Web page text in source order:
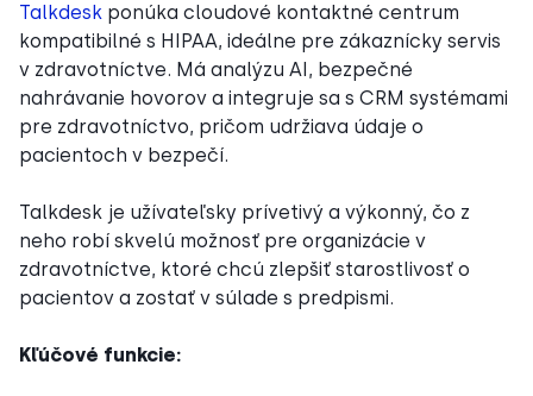
Talkdesk ponúka cloudové kontaktné centrum
kompatibilné s HIPAA, ideálne pre zákaznícky servis
v zdravotníctve. Má analýzu AI, bezpečné
nahrávanie hovorov a integruje sa s CRM systémami
pre zdravotníctvo, pričom udržiava údaje o
pacientoch v bezpečí.
Talkdesk je užívateľsky prívetivý a výkonný, čo z
neho robí skvelú možnosť pre organizácie v
zdravotníctve, ktoré chcú zlepšiť starostlivosť o
pacientov a zostať v súlade s predpismi.
Kľúčové funkcie: